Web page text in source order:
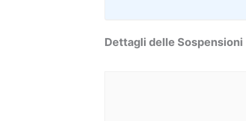
Dettagli delle Sospensioni